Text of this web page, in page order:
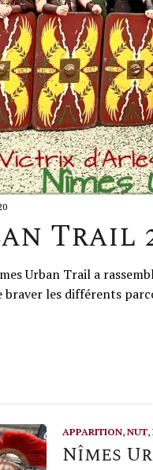
Trail
Urban Trail a
braver les différents
APPARITION, NUT,
Nîmes